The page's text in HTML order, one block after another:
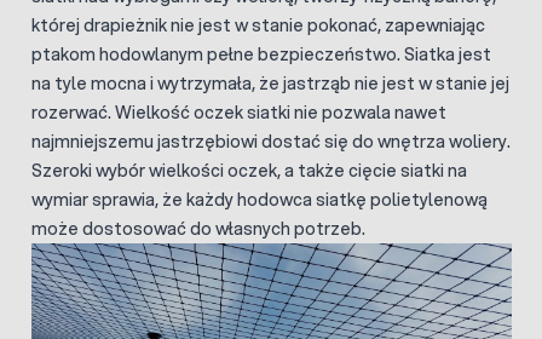
której drapieżnik nie jest w stanie pokonać, zapewniając
ptakom hodowlanym pełne bezpieczeństwo. Siatka jest
na tyle mocna i wytrzymała, że jastrząb nie jest w stanie jej
rozerwać. Wielkość oczek siatki nie pozwala nawet
najmniejszemu jastrzębiowi dostać się do wnętrza woliery.
Szeroki wybór wielkości oczek, a także cięcie siatki na
wymiar sprawia, że każdy hodowca siatkę polietylenową
może dostosować do własnych potrzeb.